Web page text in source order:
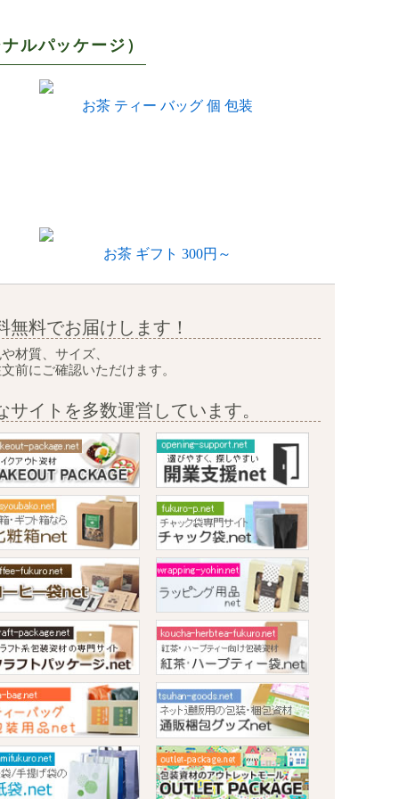
ルパッケージ）
お茶 ティー バッグ 個 包装
お茶 ギフト 300円～
無料でお届けします！
材質、サイズ、
前に ご確認いただけます。
イトを多数運営しています。